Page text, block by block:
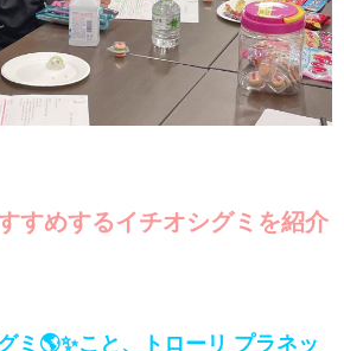
すめするイチオシグミを紹介
ミ🌎✨こと、トローリ プラネッ